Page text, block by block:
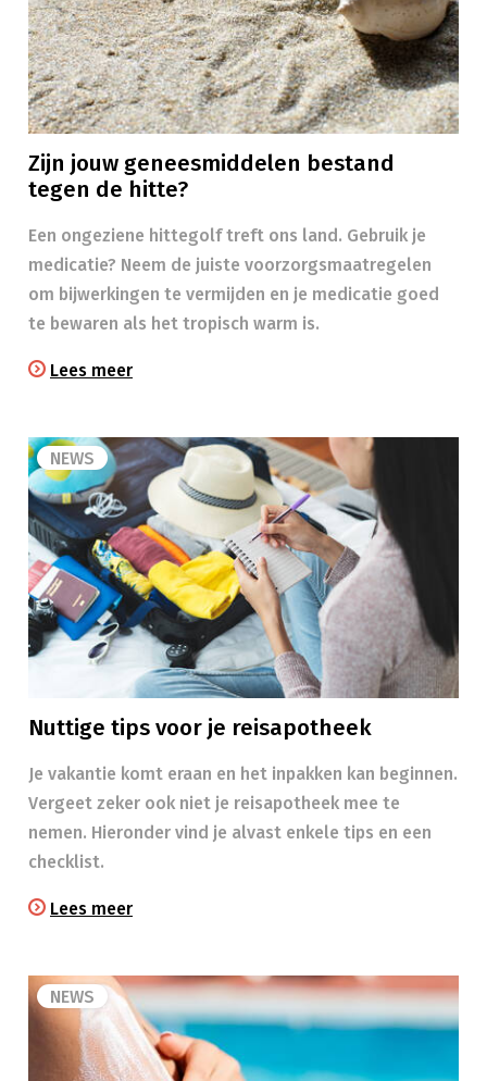
Zijn jouw geneesmiddelen bestand
tegen de hitte?
Een ongeziene hittegolf treft ons land. Gebruik je
medicatie? Neem de juiste voorzorgsmaatregelen
om bijwerkingen te vermijden en je medicatie goed
te bewaren als het tropisch warm is.
Lees meer
NEWS
Nuttige tips voor je reisapotheek
Je vakantie komt eraan en het inpakken kan beginnen.
Vergeet zeker ook niet je reisapotheek mee te
nemen. Hieronder vind je alvast enkele tips en een
checklist.
Lees meer
NEWS